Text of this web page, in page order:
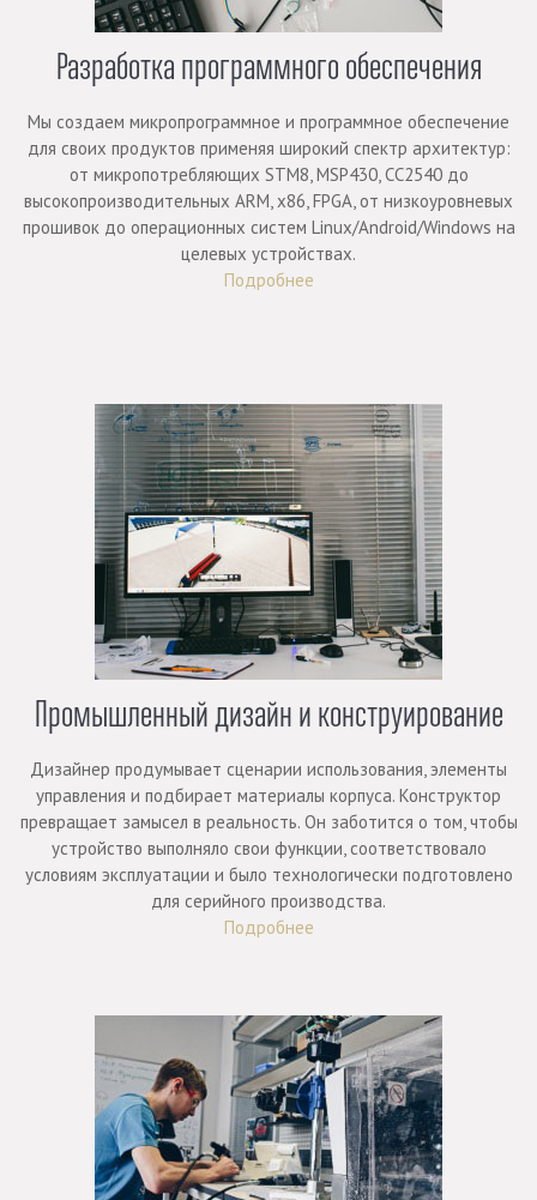
Разработка программного обеспечения
Мы создаем микропрограммное и программное обеспечение
для своих продуктов применяя широкий спектр архитектур:
от микропотребляющих STM8, MSP430, CC2540 до
высокопроизводительных ARM, x86, FPGA, от низкоуровневых
прошивок до операционных систем Linux/Android/Windows на
целевых устройствах.
Подробнее
Промышленный дизайн и конструирование
Дизайнер продумывает сценарии использования, элементы
управления и подбирает материалы корпуса. Конструктор
превращает замысел в реальность. Он заботится о том, чтобы
устройство выполняло свои функции, соответствовало
условиям эксплуатации и было технологически подготовлено
для серийного производства.
Подробнее